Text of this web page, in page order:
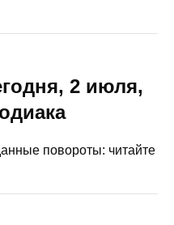
2 июля,
повороты: читайте